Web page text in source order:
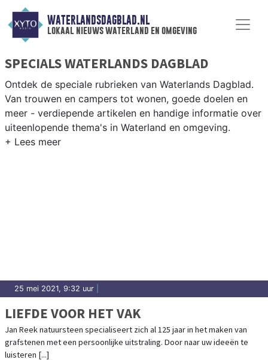
WATERLANDSDAGBLAD.NL
lokaal nieuws waterland en omgeving
SPECIALS WATERLANDS DAGBLAD
Ontdek de speciale rubrieken van Waterlands Dagblad.
Van trouwen en campers tot wonen, goede doelen en
meer - verdiepende artikelen en handige informatie over
uiteenlopende thema's in Waterland en omgeving.
25 mei 2021, 9:32 uur
LIEFDE VOOR HET VAK
Jan Reek natuursteen specialiseert zich al 125 jaar in het maken van
grafstenen met een persoonlijke uitstraling. Door naar uw ideeën te
luisteren [...]